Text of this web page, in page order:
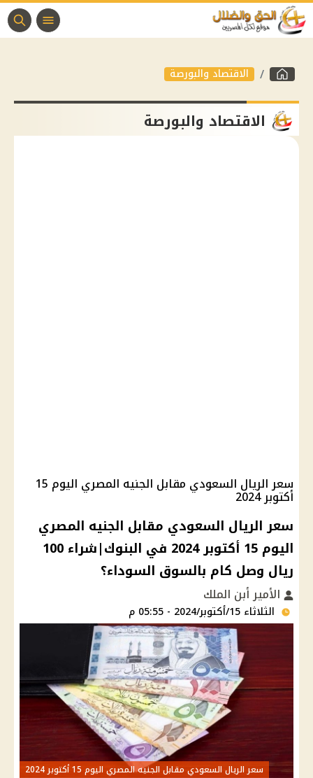
الاقتصاد والبورصة
الاقتصاد والبورصة
سعر الريال السعودي مقابل الجنيه المصري اليوم 15
أكتوبر 2024
سعر الريال السعودي مقابل الجنيه المصري
اليوم 15 أكتوبر 2024 في البنوك|شراء 100
ريال وصل كام بالسوق السوداء؟
الأمير أبن الملك
الثلاثاء 15/أكتوبر/2024 - 05:55 م
سعر الريال السعودي مقابل الجنيه المصري اليوم 15 أكتوبر 2024